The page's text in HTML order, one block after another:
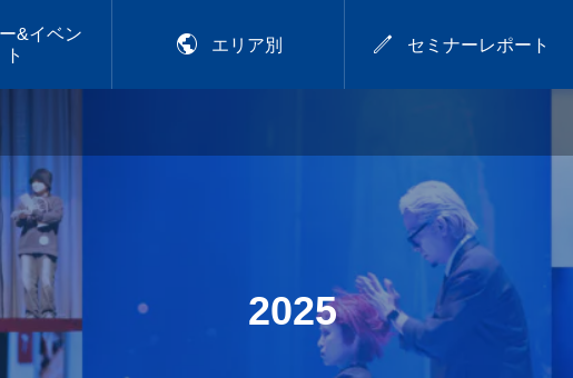
&イベン
ト
 エリア別  セミナーレポート
レトワ
】
2026.9.28 mon／可愛
いは、仕込める！CHIT
OSE流デジパ活用術
【岡山】
ジアカラー講習
2025